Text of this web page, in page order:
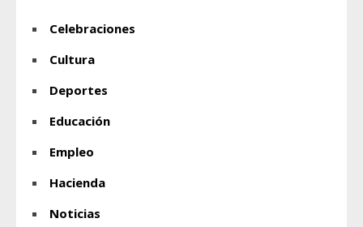
Celebraciones
Cultura
Deportes
Educación
Empleo
Hacienda
Noticias